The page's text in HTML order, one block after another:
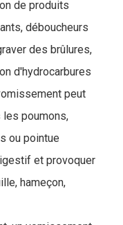
de produits
déboucheurs
des brûlures,
d'hydrocarbures
peut
les poumons,
ou pointue
et provoquer
hameçon,